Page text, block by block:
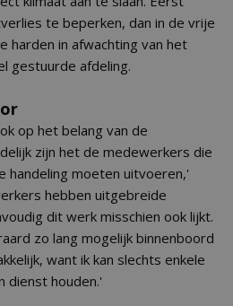
te beperken, dan in de vrije
harden in afwachting van het
gestuurde afdeling.
op het belang van de
zijn het de medewerkers die
handeling moeten uitvoeren,'
hebben uitgebreide
dit werk misschien ook lijkt.
zo lang mogelijk binnenboord
want ik kan slechts enkele
dienst houden.'